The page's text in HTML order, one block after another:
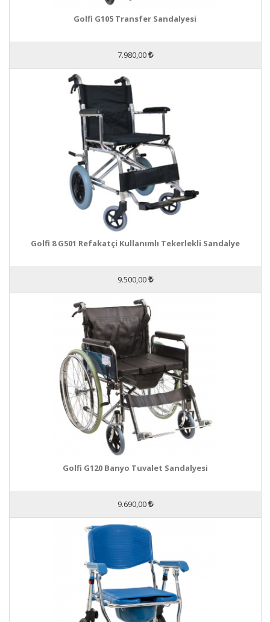
Golfi G105 Transfer Sandalyesi
7.980,00
Golfi 8 G501 Refakatçi Kullanımlı Tekerlekli Sandalye
9.500,00
Golfi G120 Banyo Tuvalet Sandalyesi
9.690,00